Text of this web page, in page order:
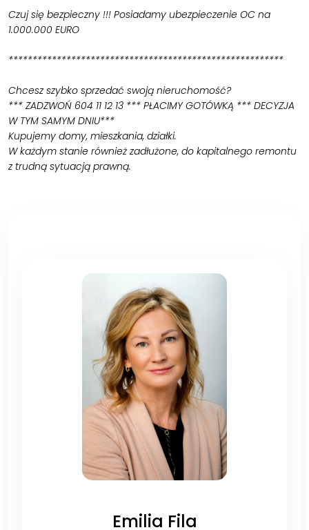
Czuj się bezpieczny !!! Posiadamy ubezpieczenie OC na
1.000.000 EURO
*********************************************************
Chcesz szybko sprzedać swoją nieruchomość?
*** ZADZWOŃ 604 11 12 13 *** PŁACIMY GOTÓWKĄ *** DECYZJA
W TYM SAMYM DNIU***
Kupujemy domy, mieszkania, działki.
W każdym stanie również zadłużone, do kapitalnego remontu
z trudną sytuacją prawną.
Emilia Fila